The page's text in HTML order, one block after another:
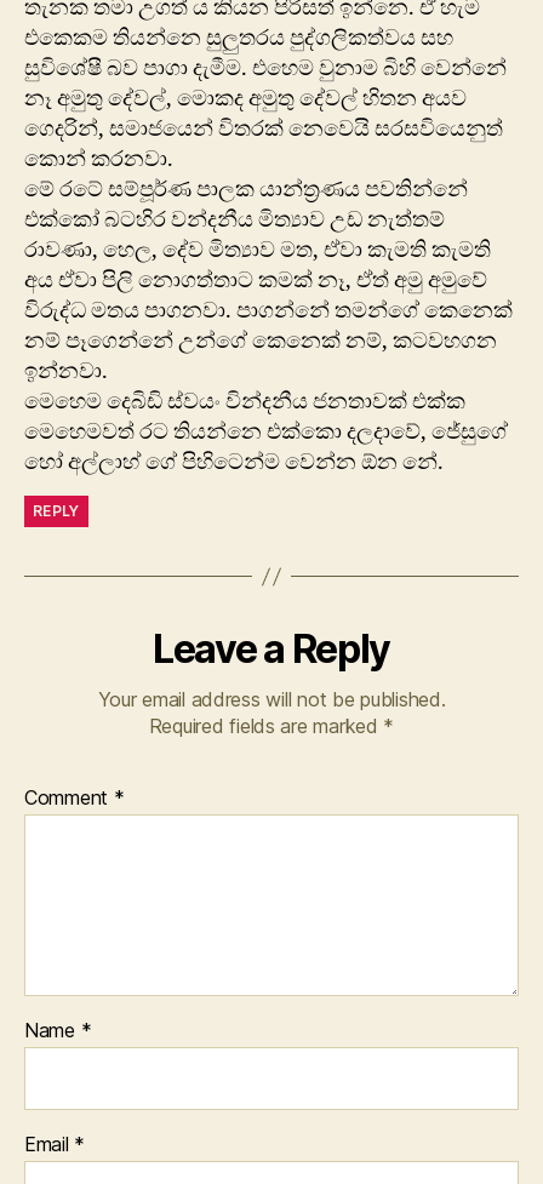
තැනක තමා උගත් ය කියන පිරිසත් ඉන්නෙ. ඒ හැම
එකෙකම තියන්නෙ සුලුතරය පුද්ගලිකත්වය සහ
සුවිශේෂී බව පාගා දැමීම. එහෙම වුනාම බිහි වෙන්නේ
නෑ අමුතු දේවල්, මොකද අමුතු දේවල් හිතන අයව
ගෙදරින්, සමාජයෙන් විතරක් නෙවෙයි සරසවියෙනුත්
කොන් කරනවා.
මේ රටේ සම්පූර්ණ පාලක යාන්ත්‍රණය පවතින්නේ
එක්කෝ බටහිර වන්දනීය මිත්‍යාව උඩ නැත්තම්
රාවණා, හෙල, දේව මිත්‍යාව මත, ඒවා කැමති කැමති
අය ඒවා පිලි නොගත්තාට කමක් නෑ, ඒත් අමු අමුවේ
විරුද්ධ මතය පාගනවා. පාගන්නේ තමන්ගේ කෙනෙක්
නම් පෑගෙන්නේ උන්ගේ කෙනෙක් නම්, කටවහගන
ඉන්නවා.
මෙහෙම දෙබිඩි ස්වයං වින්දනීය ජනතාවක් එක්ක
මෙහෙමවත් රට තියන්නෙ එක්කො දලදාවේ, ජේසුගේ
හෝ අල්ලාහ් ගේ පිහිටෙන්ම වෙන්න ඕන නේ.
REPLY
Leave a Reply
Your email address will not be published.
Required fields are marked *
Comment *
Name *
Email *